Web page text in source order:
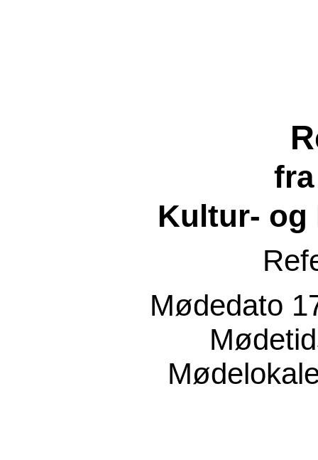
Kultur- og
Mødedato